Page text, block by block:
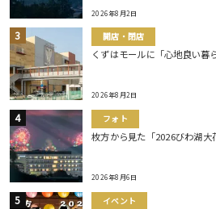
2026年8月2日
開店・閉店
くずはモールに「心地良い暮
2026年8月2日
フォト
枚方から見た「2026びわ湖大
2026年8月6日
イベント